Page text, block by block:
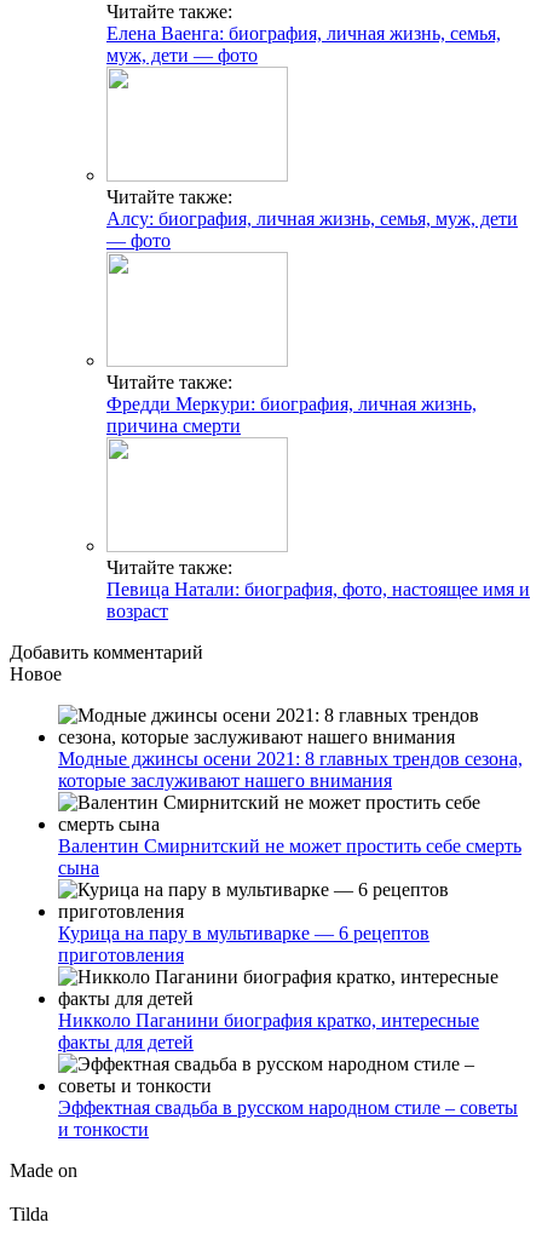
Читайте также:
Елена Ваенга: биография, личная жизнь, семья,
муж, дети — фото
Читайте также:
Алсу: биография, личная жизнь, семья, муж, дети
— фото
Читайте также:
Фредди Меркури: биография, личная жизнь,
причина смерти
Читайте также:
Певица Натали: биография, фото, настоящее имя и
возраст
Добавить комментарий
Новое
Модные джинсы осени 2021: 8 главных трендов сезона,
которые заслуживают нашего внимания
Валентин Смирнитский не может простить себе смерть
сына
Курица на пару в мультиварке — 6 рецептов
приготовления
Никколо Паганини биография кратко, интересные
факты для детей
Эффектная свадьба в русском народном стиле – советы
и тонкости
Made on
Tilda